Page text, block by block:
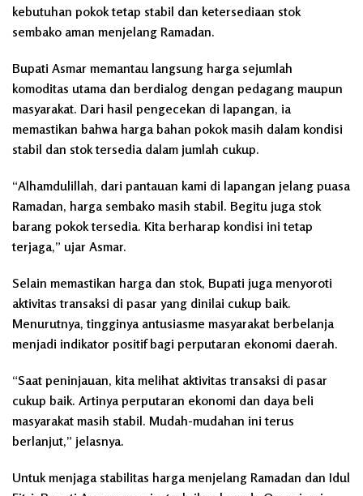
kebutuhan pokok tetap stabil dan ketersediaan stok
sembako aman menjelang Ramadan.
Bupati Asmar memantau langsung harga sejumlah
komoditas utama dan berdialog dengan pedagang maupun
masyarakat. Dari hasil pengecekan di lapangan, ia
memastikan bahwa harga bahan pokok masih dalam kondisi
stabil dan stok tersedia dalam jumlah cukup.
“Alhamdulillah, dari pantauan kami di lapangan jelang puasa
Ramadan, harga sembako masih stabil. Begitu juga stok
barang pokok tersedia. Kita berharap kondisi ini tetap
terjaga,” ujar Asmar.
Selain memastikan harga dan stok, Bupati juga menyoroti
aktivitas transaksi di pasar yang dinilai cukup baik.
Menurutnya, tingginya antusiasme masyarakat berbelanja
menjadi indikator positif bagi perputaran ekonomi daerah.
“Saat peninjauan, kita melihat aktivitas transaksi di pasar
cukup baik. Artinya perputaran ekonomi dan daya beli
masyarakat masih stabil. Mudah-mudahan ini terus
berlanjut,” jelasnya.
Untuk menjaga stabilitas harga menjelang Ramadan dan Idul